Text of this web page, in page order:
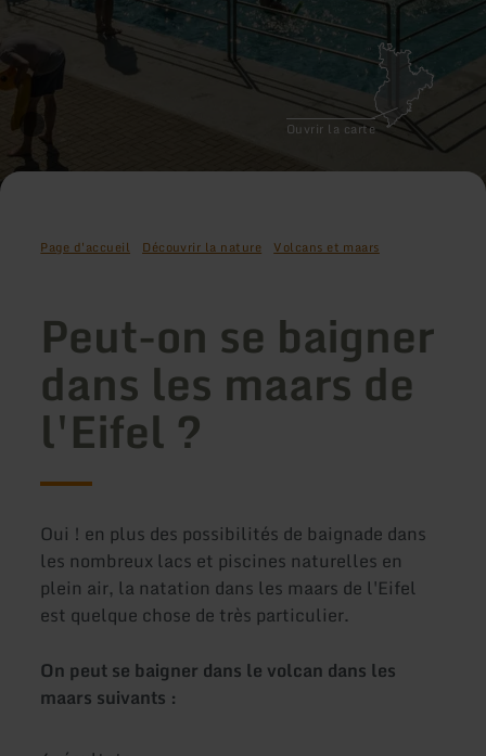
Ouvrir la carte
Page d'accueil Découvrir la nature Volcans et maars
Peut-on se baigner
dans les maars de
l'Eifel ?
Oui ! en plus des possibilités de baignade dans
les nombreux lacs et piscines naturelles en
plein air, la natation dans les maars de l'Eifel
est quelque chose de très particulier.
On peut se baigner dans le volcan dans les
maars suivants :